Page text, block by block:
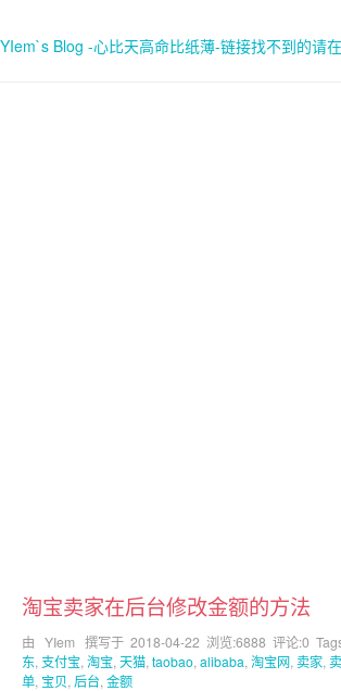
YIem`s Blog -心比天高命比纸薄-链接找不到的请在
淘宝卖家在后台修改金额的方法
由 YIem 撰写于 2018-04-22 浏览:6888 评论:0
东, 支付宝, 淘宝, 天猫, taobao, alibaba, 淘宝网, 卖家,
单, 宝贝, 后台, 金额